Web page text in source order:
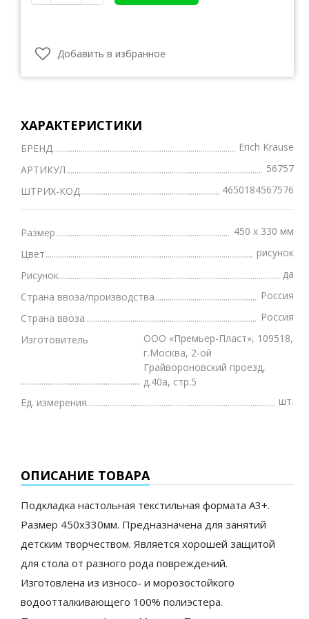
Добавить в избранное
ХАРАКТЕРИСТИКИ
БРЕНД
Erich Krause
АРТИКУЛ
56757
ШТРИХ-КОД
4650184567576
Размер
450 х 330 мм
Цвет
рисунок
Рисунок
да
Страна ввоза/производства
Россия
Страна ввоза
Россия
Изготовитель
ООО «Премьер-Пласт», 109518,
г.Москва, 2-ой
Грайвороновский проезд,
д.40а, стр.5
Ед. измерения
шт.
ОПИСАНИЕ ТОВАРА
Подкладка настольная текстильная формата А3+.
Размер 450x330мм. Предназначена для занятий
детским творчеством. Является хорошей защитой
для стола от разного рода повреждений.
Изготовлена из износо- и морозостойкого
водоотталкивающего 100% полиэстера.